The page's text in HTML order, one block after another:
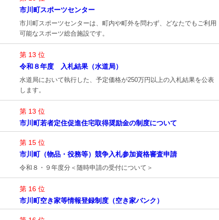
市川町スポーツセンター
市川町スポーツセンターは、町内や町外を問わず、どなたでもご利用
可能なスポーツ総合施設です。
第 13 位
令和８年度 入札結果（水道局）
水道局において執行した、予定価格が250万円以上の入札結果を公表
します。
第 13 位
市川町若者定住促進住宅取得奨励金の制度について
第 15 位
市川町（物品・役務等）競争入札参加資格審査申請
令和８・９年度分＜随時申請の受付について＞
第 16 位
市川町空き家等情報登録制度（空き家バンク）